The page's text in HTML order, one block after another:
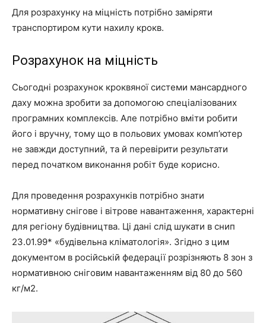
Для розрахунку на міцність потрібно заміряти
транспортиром кути нахилу крокв.
Розрахунок на міцність
Сьогодні розрахунок кроквяної системи мансардного
даху можна зробити за допомогою спеціалізованих
програмних комплексів. Але потрібно вміти робити
його і вручну, тому що в польових умовах комп’ютер
не завжди доступний, та й перевірити результати
перед початком виконання робіт буде корисно.
Для проведення розрахунків потрібно знати
нормативну снігове і вітрове навантаження, характерні
для регіону будівництва. Ці дані слід шукати в снип
23.01.99* «будівельна кліматологія». Згідно з цим
документом в російській федерації розрізняють 8 зон з
нормативною сніговим навантаженням від 80 до 560
кг/м2.